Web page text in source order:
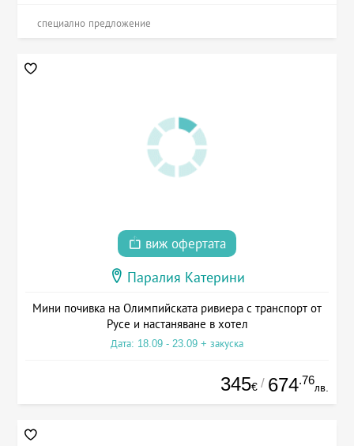
специално предложение
виж офертата
Паралия Катерини
Мини почивка на Олимпийската ривиера с транспорт от
Русе и настаняване в хотел
Дата: 18.09 - 23.09 + закуска
345€ / 674.76
лв.